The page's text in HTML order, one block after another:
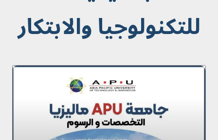
للتكنولوجيا والابتكار